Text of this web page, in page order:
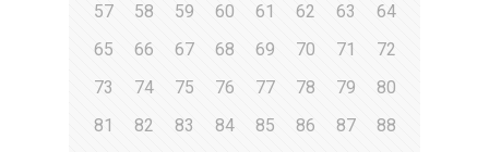
57
58 59 60 61 62 63
64
65
66 67 68 69 70 71
72
73
74 75 76 77 78 79
80
81
82 83 84 85 86 87
88